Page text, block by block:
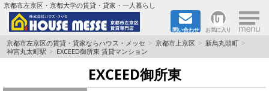
京都市左京区・京都大学の賃貸・貸家・一人暮らし
問い合わせ お気に入り ×
TOPページ
京都市左京区の賃貸・貸家ならハウス・メッセ 京都市上京区
新烏丸頭町
神宮丸太町駅
EXCEED御所東 賃貸マンション
EXCEED御所東